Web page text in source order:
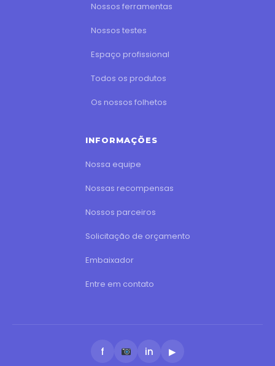
Nossos ferramentas
Nossos testes
Espaço profissional
Todos os produtos
Os nossos folhetos
INFORMAÇÕES
Nossa equipe
Nossas recompensas
Nossos parceiros
Solicitação de orçamento
Embaixador
Entre em contato
f in ▶